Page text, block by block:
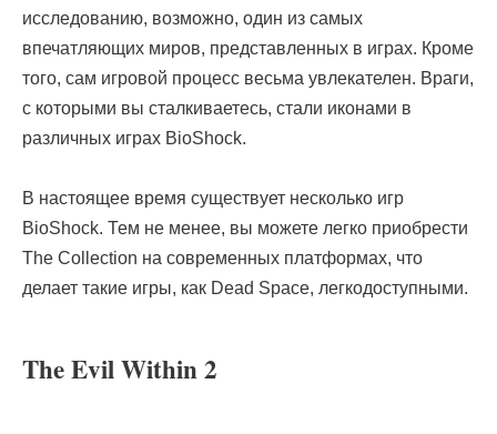
исследованию, возможно, один из самых
впечатляющих миров, представленных в играх. Кроме
того, сам игровой процесс весьма увлекателен. Враги,
с которыми вы сталкиваетесь, стали иконами в
различных играх BioShock.
В настоящее время существует несколько игр
BioShock. Тем не менее, вы можете легко приобрести
The Collection на современных платформах, что
делает такие игры, как Dead Space, легкодоступными.
The Evil Within 2